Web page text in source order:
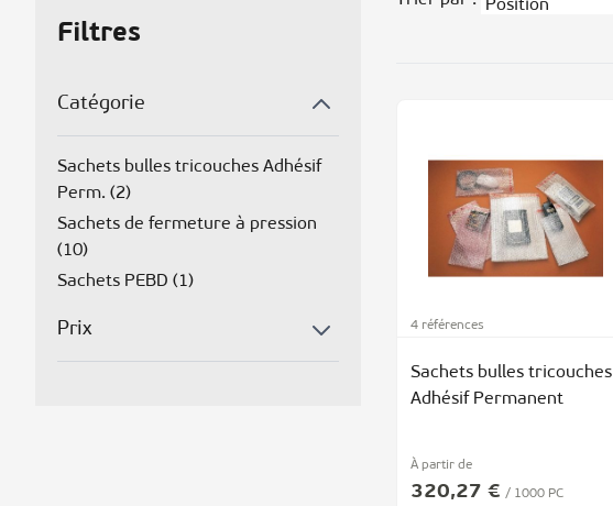
Filtres
Catégorie
Sachets bulles tricouches Adhésif
Perm. (2)
Sachets de fermeture à pression
(10)
Sachets PEBD (1)
Prix 4 références
Sachets bulles tricouches
Adhésif Permanent
À partir de
320,27 € / 1000 PC